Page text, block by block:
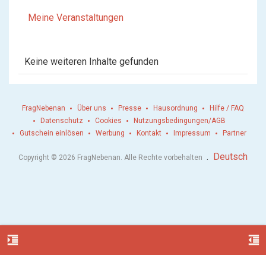
Meine Veranstaltungen
Keine weiteren Inhalte gefunden
format_indent_increase format_indent_decrease
FragNebenan Über uns Presse Hausordnung
Hilfe / FAQ
Datenschutz
Cookies
Nutzungsbedingungen/AGB
Gutschein einlösen
Werbung Kontakt Impressum Partner
Copyright © 2026 FragNebenan. Alle Rechte vorbehalten . Deutsch